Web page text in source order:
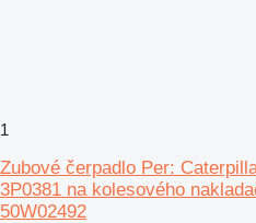
1
Zubové čerpadlo Per:
3P0381 na kolesového
50W02492